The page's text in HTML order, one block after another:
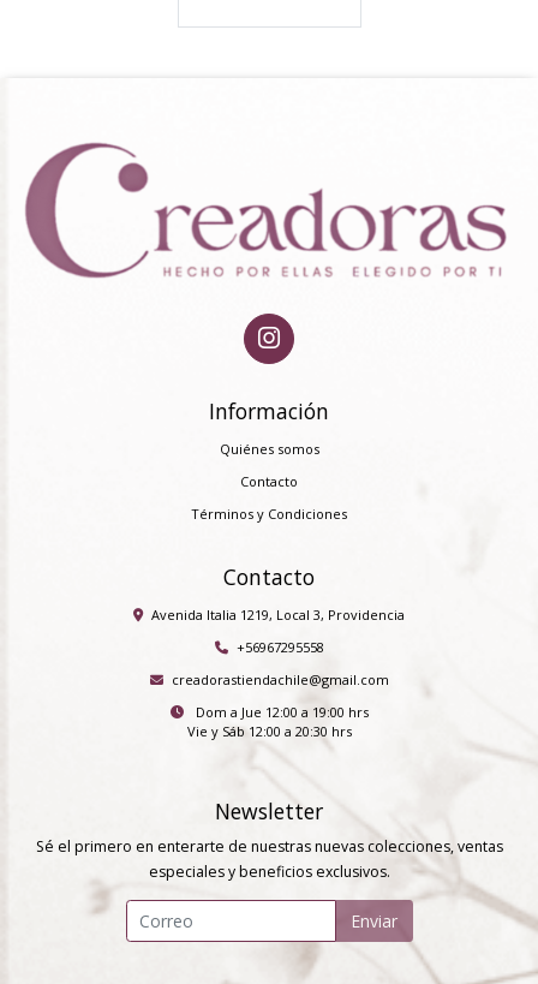
Información
Quiénes somos
Contacto
Términos y Condiciones
Contacto
Avenida Italia 1219, Local 3, Providencia
+56967295558
creadorastiendachile@gmail.com
Dom a Jue 12:00 a 19:00 hrs
Vie y Sáb 12:00 a 20:30 hrs
Newsletter
Sé el primero en enterarte de nuestras nuevas colecciones, ventas
especiales y beneficios exclusivos.
Enviar